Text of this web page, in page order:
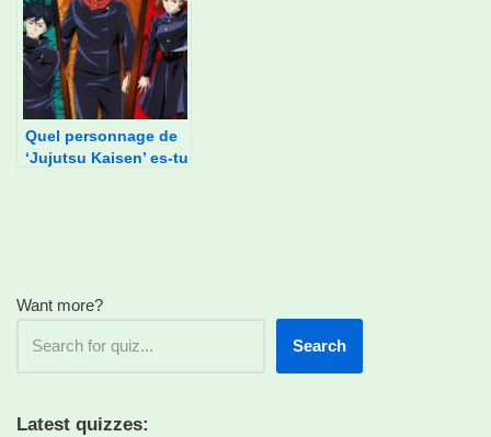
Quel personnage de
‘Jujutsu Kaisen’ es-tu
Want more?
Search
Latest quizzes: